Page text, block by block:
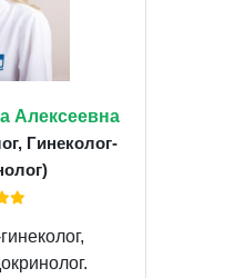
Алексеевна
Гинеколог-